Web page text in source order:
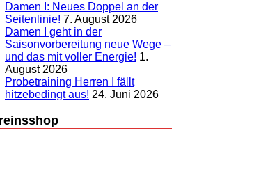
Damen I: Neues Doppel an der
Seitenlinie! 7. August 2026
Damen I geht in der
Saisonvorbereitung neue Wege –
und das mit voller Energie! 1.
August 2026
Probetraining Herren I fällt
hitzebedingt aus! 24. Juni 2026